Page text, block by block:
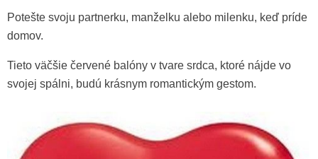
Potešte svoju partnerku, manželku alebo milenku, keď príde
domov.
Tieto väčšie červené balóny v tvare srdca, ktoré nájde vo
svojej spálni, budú krásnym romantickým gestom.